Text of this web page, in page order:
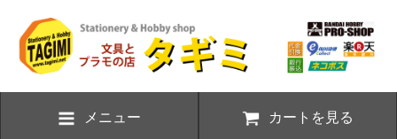
メニュー カートを見る